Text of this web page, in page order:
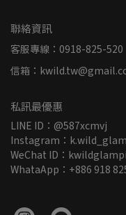
聯絡資訊
客服專線：0918-825-520
信箱：
私訊最優惠
LINE ID：@587xcmvj
Instagram：
WeChat ID：
WhataApp：+886 918